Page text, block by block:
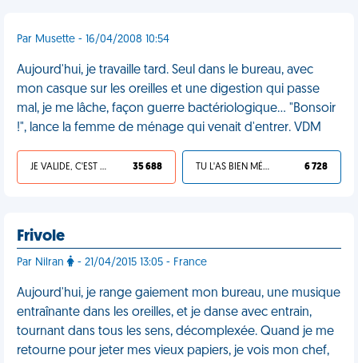
Par Musette - 16/04/2008 10:54
Aujourd'hui, je travaille tard. Seul dans le bureau, avec
mon casque sur les oreilles et une digestion qui passe
mal, je me lâche, façon guerre bactériologique... "Bonsoir
!", lance la femme de ménage qui venait d'entrer. VDM
JE VALIDE, C'EST UNE VDM 35 688 TU L'AS BIEN MÉRITÉ 6 728
Frivole
Par Nilran - 21/04/2015 13:05 - France
Aujourd'hui, je range gaiement mon bureau, une musique
entraînante dans les oreilles, et je danse avec entrain,
tournant dans tous les sens, décomplexée. Quand je me
retourne pour jeter mes vieux papiers, je vois mon chef,